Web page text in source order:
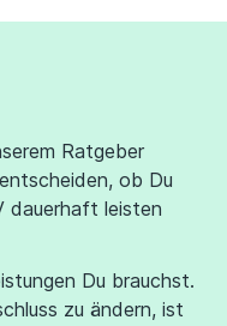
Ratgeber
ob Du
dauerhaft leisten
Du brauchst.
zu ändern, ist